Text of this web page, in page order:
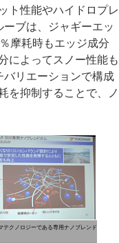
ト性能やハイドロプレ
ブは、ジャギーエッ
摩耗時もエッジ成分
によってスノー性能も
リエーションで構成
を抑制することで、ノ
テクノロジーである専用ナノブレンド